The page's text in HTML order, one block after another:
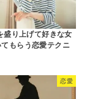
盛り上げて好きな女
もらう恋愛テクニ
恋愛